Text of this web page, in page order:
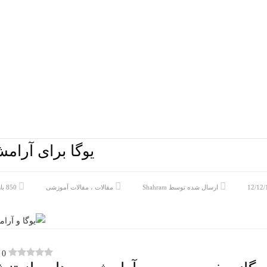
یوگا برای
12/12/ ارسال شده توسط Shahram مقالات ، مقالات آموزشی
0